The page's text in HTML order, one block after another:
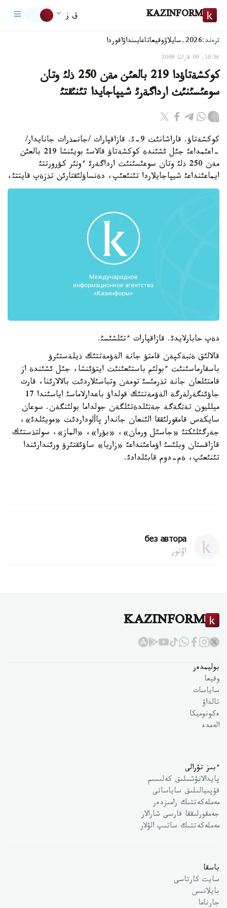
KAZINFORM ق ز
ترەند:2026-سايلاۋ وقيعاتاعايىنداۋاقوردا
10:56, 09 قاراشا 2009
كوكشةتاؤدا 219 بالعئن مةن 250 ذلئ وتان
سوعئسئنئث ارداگةرئ شيپاجايدا تئنئقتئ
كوكشةتاؤ. قاراشانئث 9-ئ. قازاقپارات /جانمذرات جانايدار/
-اعئمداعئ جئل ئشئندة كوكشةتاؤ قالاسئ بويئنشا 219 بالعئن
مةن 250 ذلئ وتان سوعئسئنئث ارداگةرئ ءوثئر كؤرورتتئ
ايماعئنداعئ شيپاجايلاردا تئنئعئپ، دةنساؤلئقتارئن تذزةپ قايتتئ،
دةپ حابارلايدئ. قازاقپارات ءتئلشئسئ.
قالالئق ةثبةكپةن قامتؤ جانة الةؤمةتتئك ذيلةستئرؤ
باسقارماسئنئث ءبولئم باستئعئنئث ايتؤئنشا، جئل ئشئندة از
قامتئلعان جانة تذرمئسئ تومةن وتباسئلاردئث بالالارئنا، قارت
جاؤئنگةرلةرگة الةؤمةتتئك قولداؤ باعدارلاماسئ اياسئندا 17
ميلليون تةثگةگة جةثئلدةتئلگةن جولداما بولئنگةن. سوعان
سايكةس قامقورلئققا الئنعان جاندار پاألوداردئث «مويئلدئ»،
جةرگئلئكتئ «جاسئل ورمان»، «بؤرا»، «الماز»، سولتذستئك
قازاقستان وبلئسئ اؤماعئنداعئ «زاريا» ساؤئقتئرؤ ورئندارئندا
تئنئعئپ، ةم-دوم قابئلدادئ.
без автора
اۆتور
KAZINFORM
بوليمدەر
وقيعا
ساياسات
تالداۋ
ەكونوميكا
الەمدە
ءبىز تۋرالى
پايدالانۋشىلىق كەلىسىم
قۇپىيالىلىق ساياساتى
مەملەكەتتىك رامىزدەر
جەمقورلىققا قارسى شارالار
مەملەكەتتىك ساتىپ الۋلار
باسقا
سايت كارتاسى
بايلانىس
جارناما